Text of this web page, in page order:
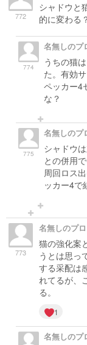
772
シャドウと
的に変わる
774
名無しのプ
うちの猫
た。有効
ペッカー4
な？
775
名無しのプ
シャドウ
との併用
周回ロス
ッカー4で
773
名無しのプ
猫の強化案
うとは思っ
する采配は
れてるが、
る。
1
名無しのプ